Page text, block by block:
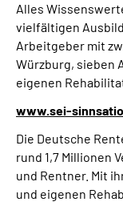
Alles
vielfältigen
Arbeitgeber mit
Würzburg, sieben
eigenen
www.sei-
Die Deutsche
rund 1,7 Millionen
und Rentner. Mit
und eigenen